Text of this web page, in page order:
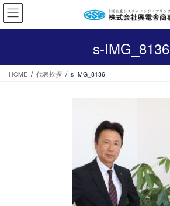
コ
ン
テ
へ
ナ
ビ
ゲ
ョ
s-IMG_8136
HOME 代表挨拶 s-IMG_8136